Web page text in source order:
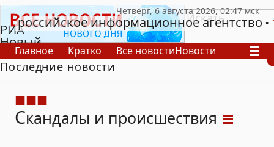
РИА
Новый
День
российское информационное агентство
Главное Кратко Все новостиНовости
В России
В мире
Последние новости
Скандалы и происшествия